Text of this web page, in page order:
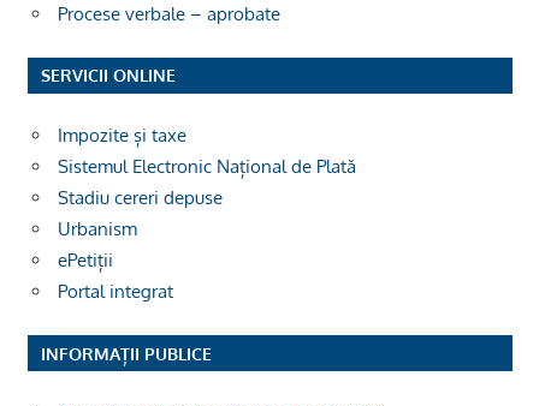
Procese verbale – aprobate
SERVICII ONLINE
Impozite și taxe
Sistemul Electronic Național de Plată
Stadiu cereri depuse
Urbanism
ePetiții
Portal integrat
INFORMAȚII PUBLICE